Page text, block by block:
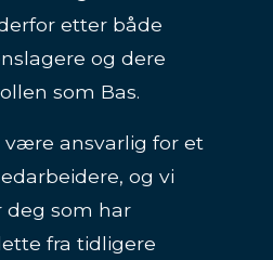
BAS flate tak eller
vil du være
team på 4-5
vi ser derfor etter
med dette fra
Du trenger